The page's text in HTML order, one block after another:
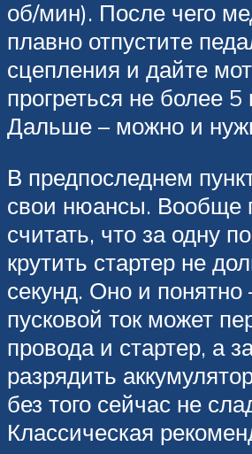
об/мин). После чего
плавно отпустите
сцепления и дайте
прогреться не более 5
Дальше – можно и
В предпоследнем
свои нюансы. Вообще
считать, что за одну
крутить стартер не
секунд. Оно и понятно
пусковой ток может
провода и стартер, а
разрядить
без того сейчас не
Классическая